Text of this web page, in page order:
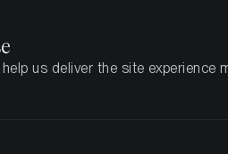
Market Updates Woche 12, 2025
treibt
us deliver the site experience